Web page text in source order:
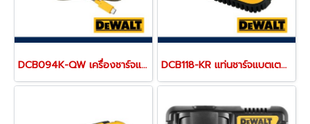
DCB094K-QW เครื่องชาร์จแบตเตอรี่ 18V (20MAX) และพอร์ตชาร์จ USB-C Charging-Kit "DEWALT" ดีวอลท์ DCB118-KR แท่นชาร์จแบตเตอรี่ 20V/60MAX (ใช้ชาร์จแบตเตอรี่ 18V,20V ขึ้นไป)"DEWALT" ดีวอลท์